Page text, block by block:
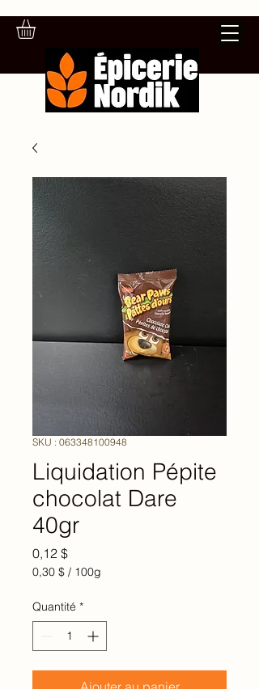
SKU : 063348100948
Liquidation Pépite
chocolat Dare
40gr
0,12 $Prix
0,30 $ / 100g
pour
100
Grammes
Quantité *